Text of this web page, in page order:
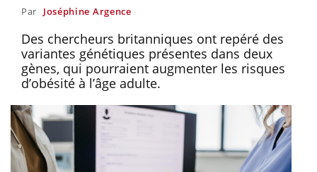
Par Joséphine Argence
Des chercheurs britanniques ont repéré des
variantes génétiques présentes dans deux
gènes, qui pourraient augmenter les risques
d’obésité à l’âge adulte.